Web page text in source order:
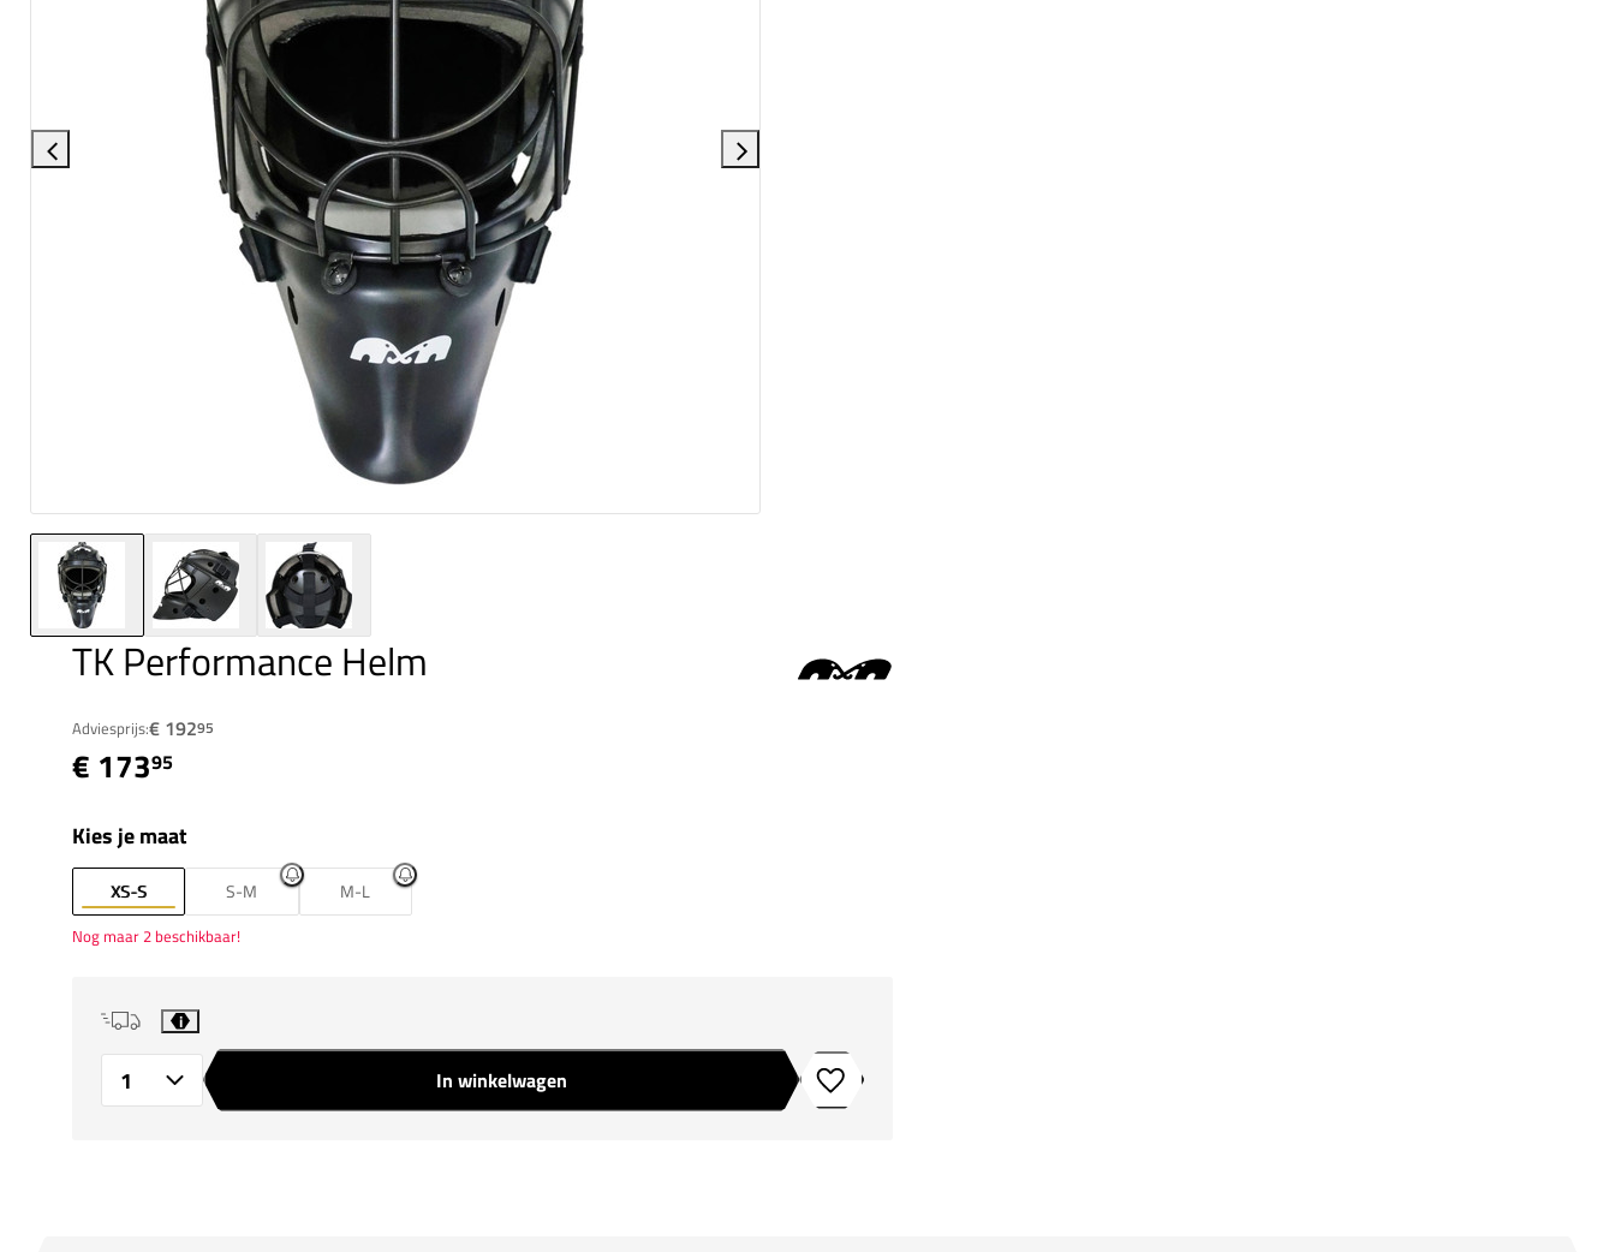
TK Performance Helm
Adviesprijs:€ 19295
€ 17395
Kies je maat
XS-S S-M M-L
Nog maar 2 beschikbaar!
i
In winkelwagen Toevoegen aan verlanglijstje